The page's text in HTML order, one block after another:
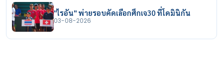
"ไรอัน" พ่ายรอบคัดเลือกศึกเจ30 ที่โดมินิกัน
03-08-2026